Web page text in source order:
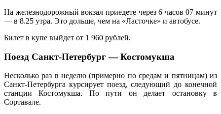
На железнодорожный вокзал приедете через 6 часов 07 минут
— в 8.25 утра. Это дольше, чем на «Ласточке» и автобусе.
Билет в купе выйдет от 1 960 рублей.
Поезд Санкт-Петербург — Костомукша
Несколько раз в неделю (примерно по средам и пятницам) из
Санкт-Петербурга курсирует поезд, следующий до конечной
станции Костомукша. По пути он делает остановку в
Сортавале.